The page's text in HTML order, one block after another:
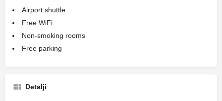
Airport shuttle
Free WiFi
Non-smoking rooms
Free parking
Detalji